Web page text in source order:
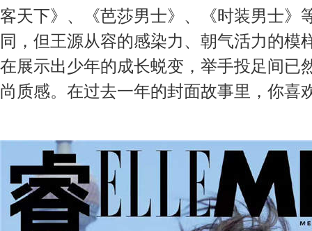
客天下》、《芭莎男士》、《时装男士》
同，但王源从容的感染力、朝气活力的模
在展示出少年的成长蜕变，举手投足间已
尚质感。在过去一年的封面故事里，你喜